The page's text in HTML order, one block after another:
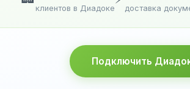
клиентов в Диадоке доставка
Подключить